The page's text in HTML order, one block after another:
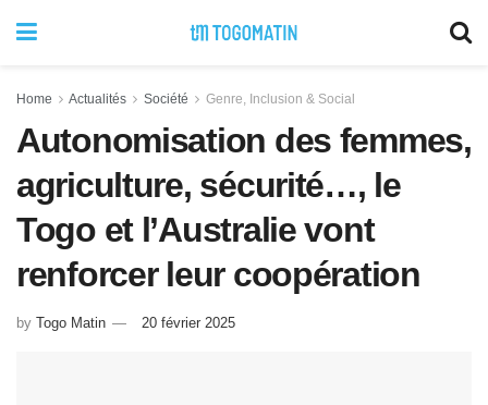
Home Actualités Société Genre, Inclusion & Social
Autonomisation des femmes,
agriculture, sécurité…, le
Togo et l’Australie vont
renforcer leur coopération
by Togo Matin 20 février 2025